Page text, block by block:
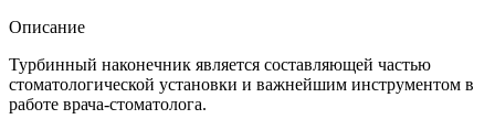
Описание
Турбинный наконечник является составляющей частью
стоматологической установки и важнейшим инструментом в
работе врача-стоматолога.